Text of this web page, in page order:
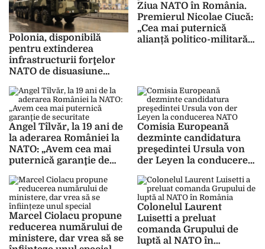
Polonia, disponibilă
pentru extinderea
infrastructurii forţelor
NATO de disuasiune
Ziua NATO în România.
Premierul Nicolae Ciucă:
„Cea mai puternică
alianță politico-militară
Angel Tîlvăr, la 19 ani de
la aderarea României la
NATO: „Avem cea mai
puternică garanţie de
Comisia Europeană
dezminte candidatura
preşedintei Ursula von
der Leyen la conducerea
Marcel Ciolacu propune
reducerea numărului de
ministere, dar vrea să se
Colonelul Laurent
Luisetti a preluat
comanda Grupului de
luptă al NATO în